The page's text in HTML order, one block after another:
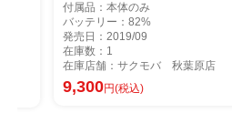
付属品：本体のみ
バッテリー：82%
発売日：2019/09
在庫数：1
在庫店舗：サクモバ 秋葉原店
9,300円(税込)